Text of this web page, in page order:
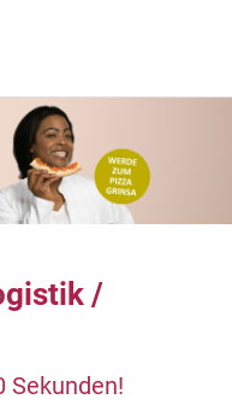
/
Sekunden!